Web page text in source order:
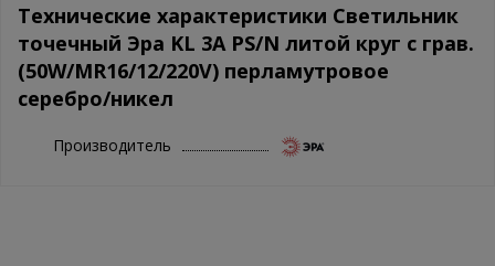
Технические характеристики Светильник
точечный Эра KL 3A PS/N литой круг с грав.
(50W/MR16/12/220V) перламутровое
серебро/никел
Производитель